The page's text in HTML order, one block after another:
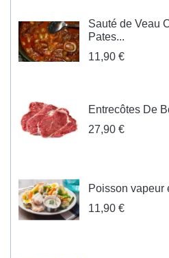
Sauté de Veau
Pates...
11,90 €
Entrecôtes De
27,90 €
Poisson vapeur
11,90 €